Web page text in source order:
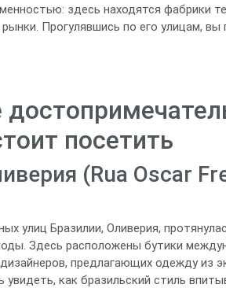
здесь находятся фабрики
Прогулявшись по его улицам, вы
посетить
(Rua Oscar
улиц Бразилии, Оливерия,
Здесь расположены бутики
предлагающих одежду из
как бразильский стиль